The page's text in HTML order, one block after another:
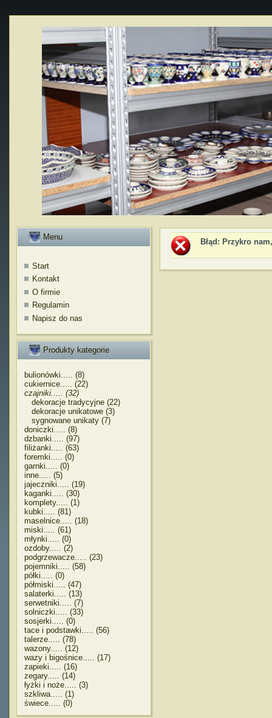
Menu
Start
Kontakt
O firmie
Regulamin
Napisz do nas
Produkty kategorie
bulionówki..... (8)
cukiernice..... (22)
czajniki..... (32)
dekoracje tradycyjne (22)
dekoracje unikatowe (3)
sygnowane unikaty (7)
doniczki..... (8)
dzbanki..... (97)
filiżanki..... (63)
foremki..... (0)
garnki..... (0)
inne..... (5)
jajeczniki..... (19)
kaganki..... (30)
komplety..... (1)
kubki..... (81)
maselnice..... (18)
miski..... (61)
młynki..... (0)
ozdoby..... (2)
podgrzewacze..... (23)
pojemniki..... (58)
półki..... (0)
półmiski..... (47)
salaterki..... (13)
serwetniki..... (7)
solniczki..... (33)
sosjerki..... (0)
tace i podstawki..... (56)
talerze..... (78)
wazony..... (12)
wazy i bigośnice..... (17)
zapieki..... (16)
zegary..... (14)
łyżki i noże..... (3)
szkliwa..... (1)
świece..... (0)
Błąd : Przykro